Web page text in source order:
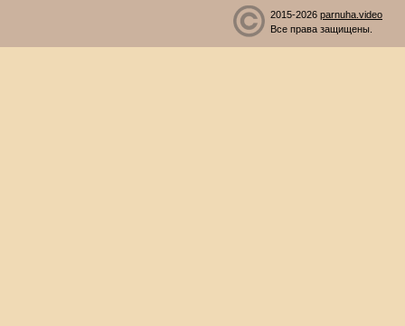
2015-2026 parnuha.video
Все права защищены.